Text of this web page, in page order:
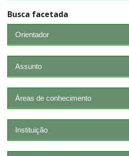
Busca facetada
Orientador
Assunto
Áreas de conhecimento
Instituição